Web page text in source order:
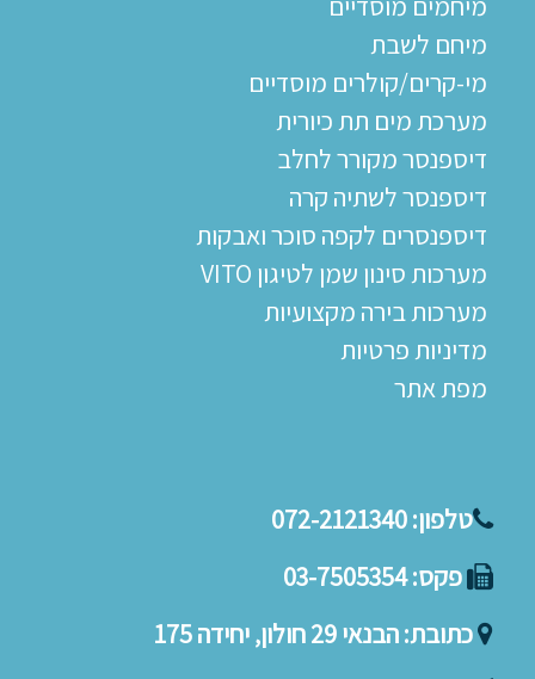
מיחם לשבת
מי-קרים/קולרים מוסדיים
מערכת מים תת כיורית
דיספנסר מקורר לחלב
דיספנסר לשתיה קרה
דיספנסרים לקפה סוכר ואבקות
מערכות סינון שמן לטיגון VITO
מערכות בירה מקצועיות
מדיניות פרטיות
מפת אתר
טלפון:072-2121340
פקס:03-7505354
כתובת:הבנאי 29 חולון, יחידה 175